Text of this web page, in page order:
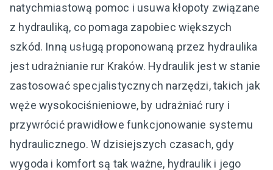
natychmiastową pomoc i usuwa kłopoty związane
z hydrauliką, co pomaga zapobiec większych
szkód. Inną usługą proponowaną przez hydraulika
jest udrażnianie rur Kraków. Hydraulik jest w stanie
zastosować specjalistycznych narzędzi, takich jak
węże wysokociśnieniowe, by udrażniać rury i
przywrócić prawidłowe funkcjonowanie systemu
hydraulicznego. W dzisiejszych czasach, gdy
wygoda i komfort są tak ważne, hydraulik i jego